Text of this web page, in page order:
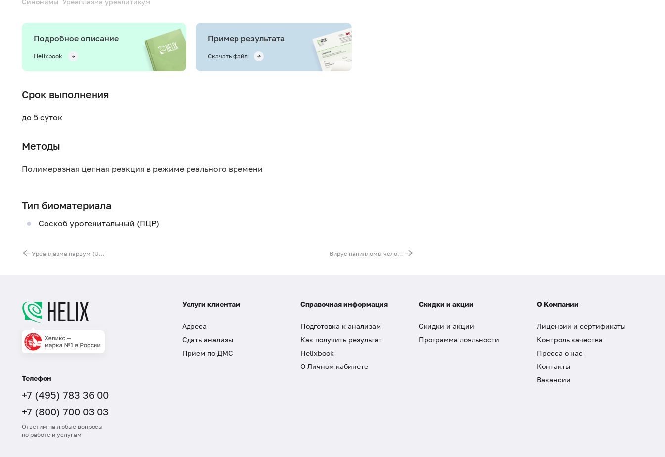
Синонимы Уреаплазма уреалитикум
Подробное описание
Helixbook
Пример результата
Скачать файл
Срок выполнения
до 5 суток
Методы
Полимеразная цепная реакция в режиме реального времени
Тип биоматериала
Соскоб урогенитальный (ПЦР)
Уреаплазма парвум (Ureaplasma parvum), ДНК [реал-тайм ПЦР],количественно Вирус папилломы человека (Human Papillomavirus) высокого канцерогенного риска (16, 18, 31, 33, 35, 39, 45, 51, 52, 56, 58, 59, 68), Digene-тест
Телефон
+7 (495) 783 36 00
+7 (800) 700 03 03
Ответим на любые вопросы
по работе и услугам
Услуги клиентам
Адреса
Сдать анализы
Прием по ДМС
Справочная информация
Подготовка к анализам
Как получить результат
Helixbook
О Личном кабинете
Скидки и акции
Скидки и акции
Программа лояльности
О Компании
Лицензии и сертификаты
Контроль качества
Пресса о нас
Контакты
Вакансии